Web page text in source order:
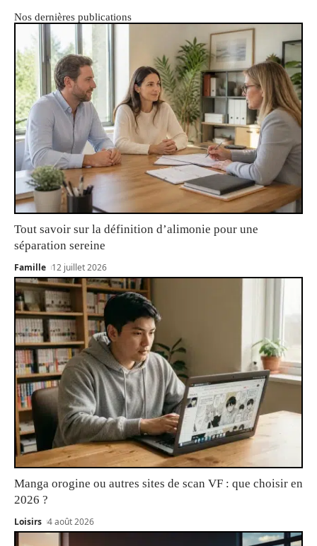
Nos dernières publications
Tout savoir sur la définition d’alimonie pour une
séparation sereine
Famille 12 juillet 2026
Manga orogine ou autres sites de scan VF : que choisir en
2026 ?
Loisirs 4 août 2026